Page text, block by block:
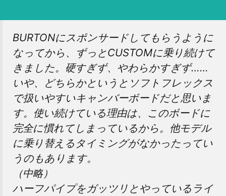
BURTONにスポンサードしてもらうように
なってから、ずっとCUSTOMに乗り続けて
きました。硬すぎず、やわらかすぎず……
いや、どちらかというとソフトフレックス
で扱いやすいキャンバーボードだと思いま
す。使い続けている理由は、このボードに
完全に慣れてしまっているから。他モデル
に乗り替えるタイミングがなかったってい
うのもあります。
（中略）
ハーフパイプをガッツリとやっているライ